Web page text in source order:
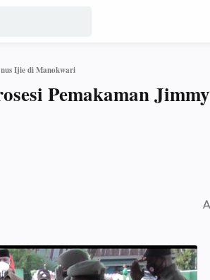
Ijie di Manokwari
Pemakaman Jimmy